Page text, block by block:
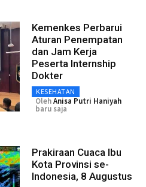
Kemenkes Perbarui
Aturan Penempatan
dan Jam Kerja
Peserta Internship
Dokter
KESEHATAN
OlehAnisa Putri Haniyah
baru saja
Prakiraan Cuaca Ibu
Kota Provinsi se-
Indonesia, 8 Augustus